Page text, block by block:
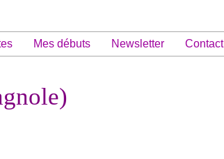
Mes débuts Newsletter Contact